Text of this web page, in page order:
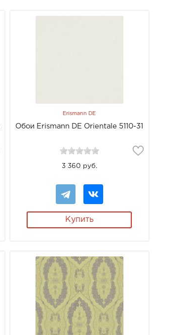
Erismann DE
Обои Erismann DE Orientale 5110-31
3 360 руб.
Купить